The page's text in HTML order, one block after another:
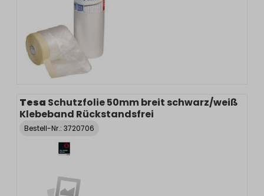
Tesa Schutzfolie 50mm breit schwarz/weiß
Klebeband Rückstandsfrei
Bestell-Nr.: 3720706